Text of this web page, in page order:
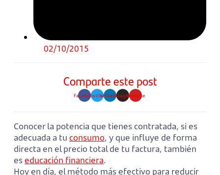
02/10/2015
Comparte este post
FacebookTwitterLinkedinInstagramYoutube
Conocer la potencia que tienes contratada, si es
adecuada a tu consumo, y que influye de forma
directa en el precio total de tu factura, también
eseducación financiera.
Hoy en día, el método más efectivo para reducir